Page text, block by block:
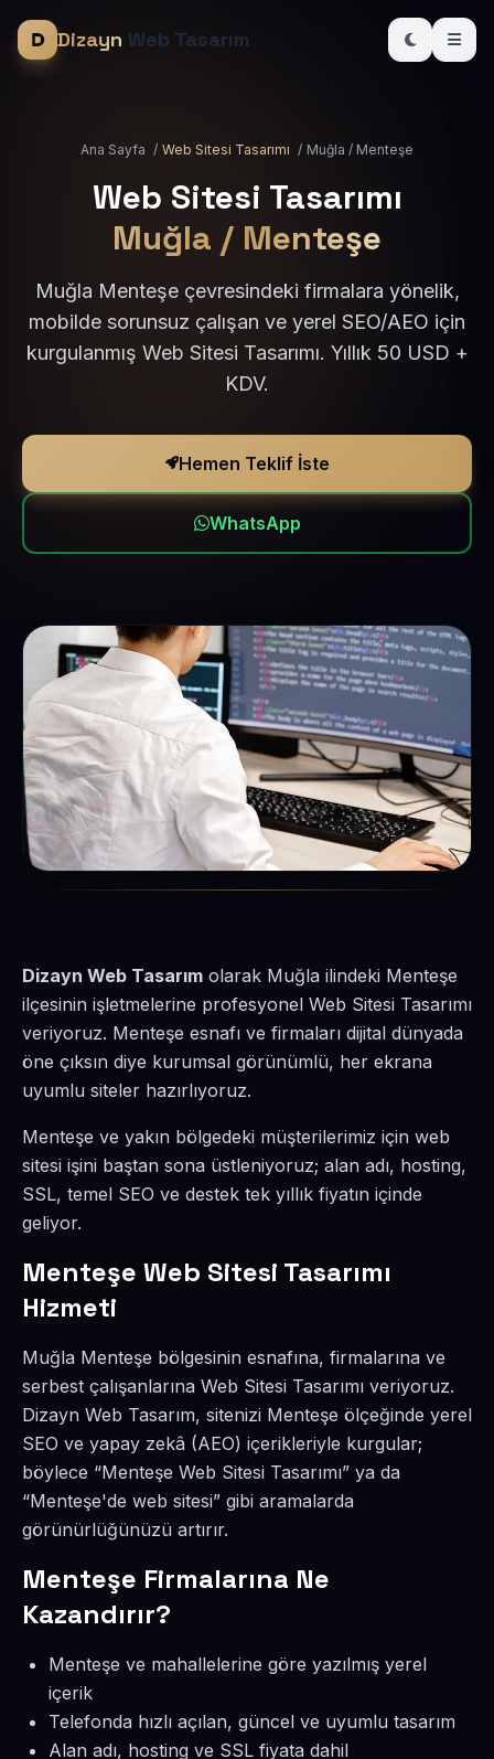
Dizayn Web Tasarım
Ana Sayfa / Web Sitesi Tasarımı / Muğla / Menteşe
Web Sitesi Tasarımı
Muğla / Menteşe
Muğla Menteşe çevresindeki firmalara yönelik,
mobilde sorunsuz çalışan ve yerel SEO/AEO için
kurgulanmış Web Sitesi Tasarımı. Yıllık 50 USD +
KDV.
Hemen Teklif İste
WhatsApp
Dizayn Web Tasarım olarak Muğla ilindeki Menteşe
ilçesinin işletmelerine profesyonel Web Sitesi Tasarımı
veriyoruz. Menteşe esnafı ve firmaları dijital dünyada
öne çıksın diye kurumsal görünümlü, her ekrana
uyumlu siteler hazırlıyoruz.
Menteşe ve yakın bölgedeki müşterilerimiz için web
sitesi işini baştan sona üstleniyoruz; alan adı, hosting,
SSL, temel SEO ve destek tek yıllık fiyatın içinde
geliyor.
Menteşe Web Sitesi Tasarımı
Hizmeti
Muğla Menteşe bölgesinin esnafına, firmalarına ve
serbest çalışanlarına Web Sitesi Tasarımı veriyoruz.
Dizayn Web Tasarım, sitenizi Menteşe ölçeğinde yerel
SEO ve yapay zekâ (AEO) içerikleriyle kurgular;
böylece “Menteşe Web Sitesi Tasarımı” ya da
“Menteşe'de web sitesi” gibi aramalarda
görünürlüğünüzü artırır.
Menteşe Firmalarına Ne
Kazandırır?
Menteşe ve mahallelerine göre yazılmış yerel
içerik
Telefonda hızlı açılan, güncel ve uyumlu tasarım
Alan adı, hosting ve SSL fiyata dahil